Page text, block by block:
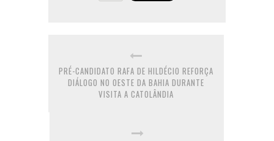
PRÉ-CANDIDATO RAFA DE HILDÉCIO REFORÇA
DIÁLOGO NO OESTE DA BAHIA DURANTE
VISITA A CATOLÂNDIA